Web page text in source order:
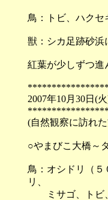
鳥：トビ、ハクセ
獣：シカ足跡砂浜
紅葉が少しずつ進
2007年10月
(自然観察に訪れ
○やまびこ大橋～
鳥：オシドリ（
リ、
ミサゴ、トビ、